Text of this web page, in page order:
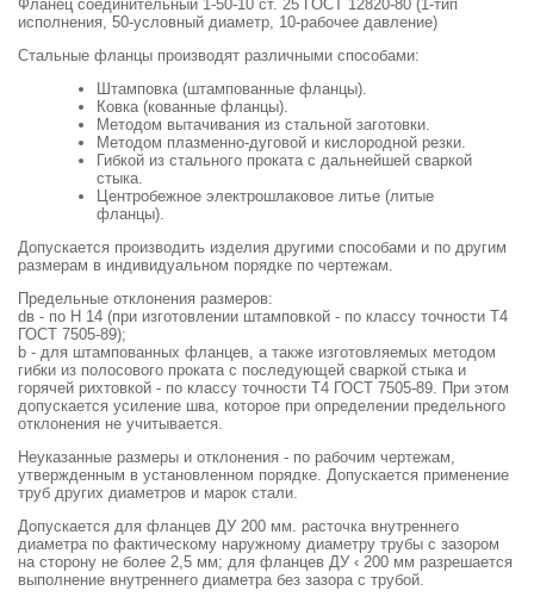
Фланец соединительный 1-50-10 ст. 25 ГОСТ 12820-80 (1-тип
исполнения, 50-условный диаметр, 10-рабочее давление)
Стальные фланцы производят различными способами:
Штамповка (штампованные фланцы).
Ковка (кованные фланцы).
Методом вытачивания из стальной заготовки.
Методом плазменно-дуговой и кислородной резки.
Гибкой из стального проката с дальнейшей сваркой
стыка.
Центробежное электрошлаковое литье (литые
фланцы).
Допускается производить изделия другими способами и по другим
размерам в индивидуальном порядке по чертежам.
Предельные отклонения размеров:
dв - по Н 14 (при изготовлении штамповкой - по классу точности Т4
ГОСТ 7505-89);
b - для штампованных фланцев, а также изготовляемых методом
гибки из полосового проката с последующей сваркой стыка и
горячей рихтовкой - по классу точности Т4 ГОСТ 7505-89. При этом
допускается усиление шва, которое при определении предельного
отклонения не учитывается.
Неуказанные размеры и отклонения - по рабочим чертежам,
утвержденным в установленном порядке. Допускается применение
труб других диаметров и марок стали.
Допускается для фланцев ДУ 200 мм. расточка внутреннего
диаметра по фактическому наружному диаметру трубы с зазором
на сторону не более 2,5 мм; для фланцев ДУ ‹ 200 мм разрешается
выполнение внутреннего диаметра без зазора с трубой.